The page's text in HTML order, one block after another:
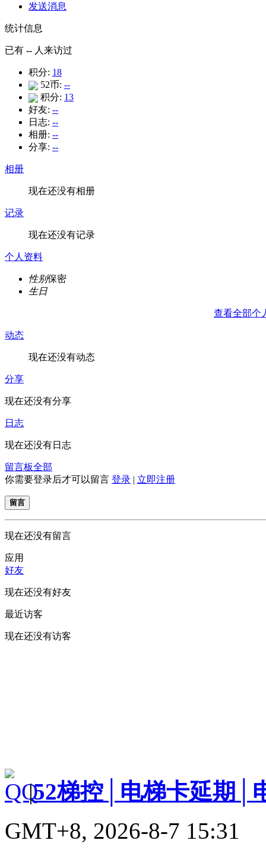
发送消息
统计信息
已有 -- 人来访过
积分: 18
52币: --
积分: 13
好友: --
日志: --
相册: --
分享: --
相册
现在还没有相册
记录
现在还没有记录
个人资料
性别保密
生日
查看全部个
动态
现在还没有动态
分享
现在还没有分享
日志
现在还没有日志
留言板全部
你需要登录后才可以留言 登录 | 立即注册
留言
现在还没有留言
应用
好友
现在还没有好友
最近访客
现在还没有访客
|52梯控│电梯卡延期│
GMT+8, 2026-8-7 15:31